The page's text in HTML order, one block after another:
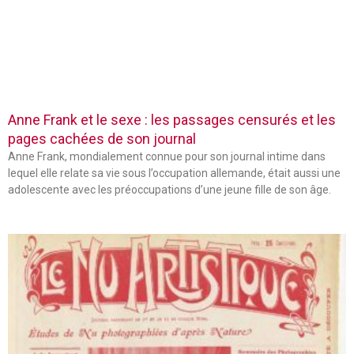
Anne Frank et le sexe : les passages censurés et les
pages cachées de son journal
Anne Frank, mondialement connue pour son journal intime dans
lequel elle relate sa vie sous l’occupation allemande, était aussi une
adolescente avec les préoccupations d’une jeune fille de son âge.